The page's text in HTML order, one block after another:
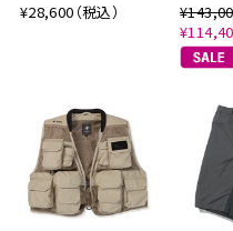
¥28,600（税込）